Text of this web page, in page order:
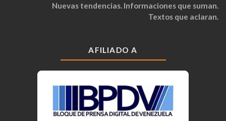
Nuevas tendencias. Informaciones que suman.
Textos que aclaran.
AFILIADO A